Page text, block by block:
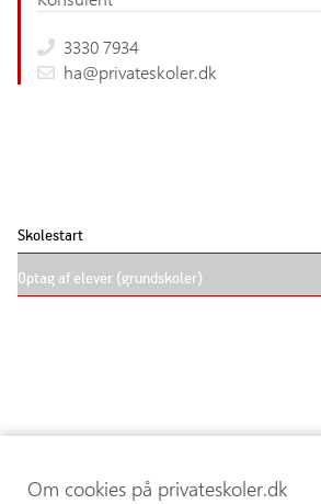
3330 7934
ha@privateskoler.dk
Skolestart
Optag af elever (grundskoler)
Om cookies på privateskoler.dk